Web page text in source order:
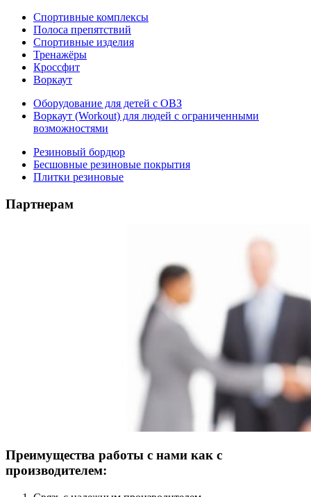
Спортивные комплексы
Полоса препятствий
Спортивные изделия
Тренажёры
Кроссфит
Воркаут
Оборудование для детей с ОВЗ
Воркаут (Workout) для людей с ограниченными
возможностями
Резиновый бордюр
Бесшовные резиновые покрытия
Плитки резиновые
Партнерам
Преимущества работы с нами как с
производителем: